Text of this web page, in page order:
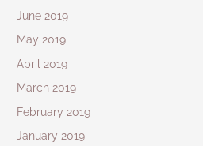
June 2019
May 2019
April 2019
March 2019
February 2019
January 2019